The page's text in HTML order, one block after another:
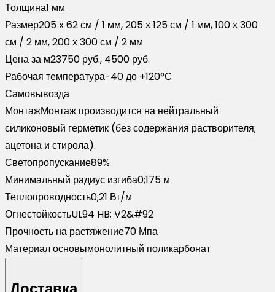
Толщина1 мм
Размер205 х 62 см / 1 мм, 205 х 125 см / 1 мм, 100 х 300
см / 2 мм, 200 х 300 см / 2 мм
Цена за м23750 руб., 4500 руб.
Рабочая температура-40 до +120°С
Самовывозда
МонтажМонтаж производится на нейтральный
силиконовый герметик (без содержания растворителя;
ацетона и стирола).
Светопропускание89%
Минимальный радиус изгиба0;175 м
Теплопроводность0;21 Вт/м
ОгнестойкостьUL94 HB; V2&#92
Прочность на растяжение70 Мпа
Материал основымонолитный поликарбонат